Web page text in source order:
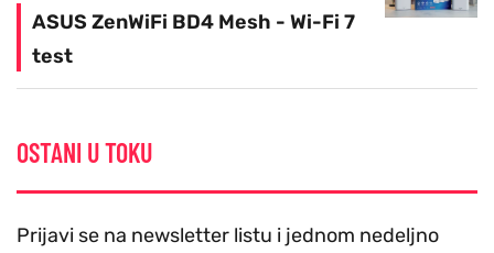
ASUS ZenWiFi BD4 Mesh - Wi-Fi 7
test
OSTANI U TOKU
Prijavi se na newsletter listu i jednom nedeljno